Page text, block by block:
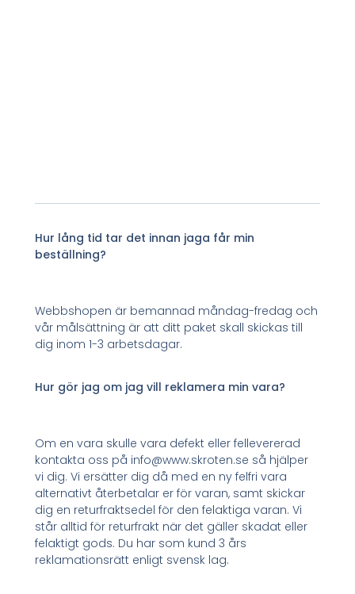
Hur lång tid tar det innan jaga får min
beställning?
Webbshopen är bemannad måndag-fredag och
vår målsättning är att ditt paket skall skickas till
dig inom 1-3 arbetsdagar.
Hur gör jag om jag vill reklamera min vara?
Om en vara skulle vara defekt eller fellevererad
kontakta oss på info@www.skroten.se så hjälper
vi dig. Vi ersätter dig då med en ny felfri vara
alternativt återbetalar er för varan, samt skickar
dig en returfraktsedel för den felaktiga varan. Vi
står alltid för returfrakt när det gäller skadat eller
felaktigt gods. Du har som kund 3 års
reklamationsrätt enligt svensk lag.